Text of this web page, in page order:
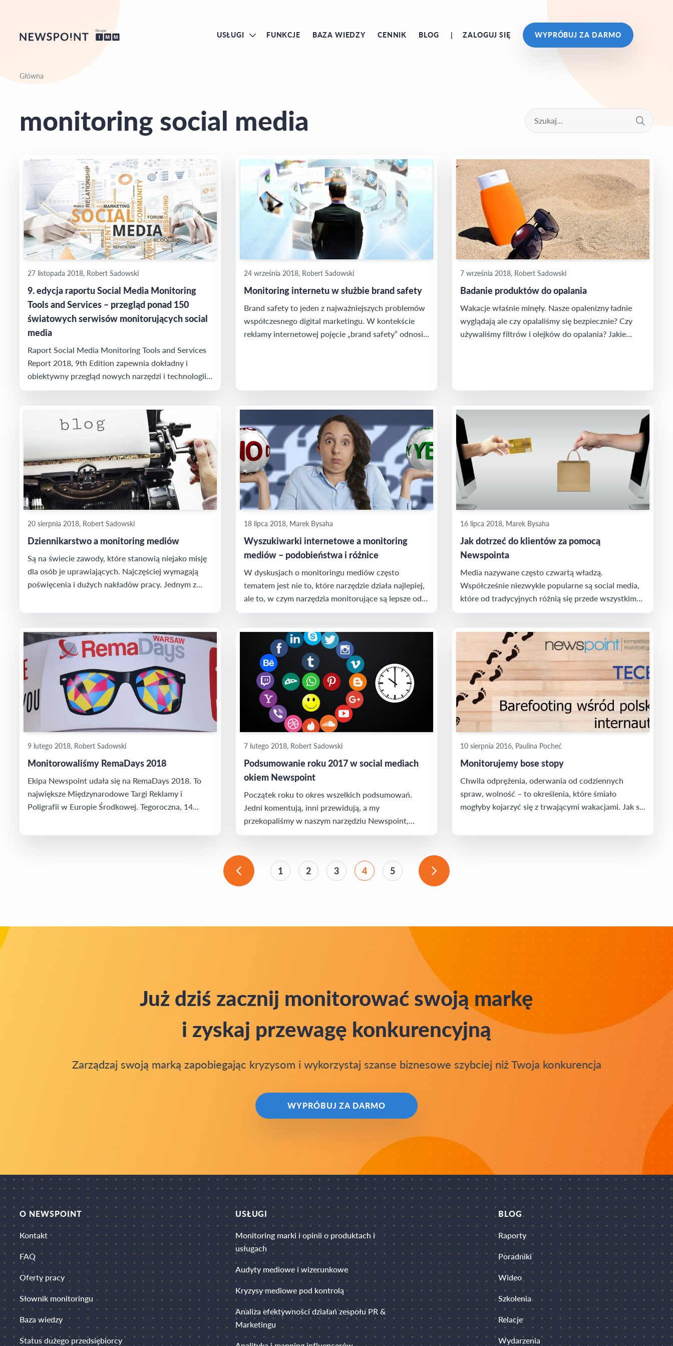
USŁUGI FUNKCJE BAZA WIEDZY CENNIK BLOG ZALOGUJ SIĘ WYPRÓBUJ ZA DARMO
Główna
monitoring social media
27 listopada 2018, Robert Sadowski
9. edycja raportu Social Media Monitoring
Tools and Services – przegląd ponad 150
światowych serwisów monitorujących social
media
Raport Social Media Monitoring Tools and Services
Report 2018, 9th Edition zapewnia dokładny i
obiektywny przegląd nowych narzędzi i technologii z
całego świata, służących do sprawnego zarządzania
ułatwia wybór tych narzędzi do implementacji w
konkretnych potrzebach biznesu. Newspoint pojawił
się w Raporcie, jako jedna z 3 firm z...
24 września 2018, Robert Sadowski
Monitoring internetu w służbie brand safety
Brand safety to jeden z najważniejszych problemów
współczesnego digital marketingu. W kontekście
reklamy internetowej pojęcie „brand safety” odnosi
pewnych zestawień kontekstów wiadomości...
7 września 2018, Robert Sadowski
Badanie produktów do opalania
Wakacje właśnie minęły. Nasze opalenizny ładnie
wyglądają ale czy opalaliśmy się bezpiecznie? Czy
używaliśmy filtrów i olejków do opalania? Jakie
20 sierpnia 2018, Robert Sadowski
Dziennikarstwo a monitoring mediów
Są na świecie zawody, które stanowią niejako misję
dla osób je uprawiających. Najczęściej wymagają
poświęcenia i dużych nakładów pracy. Jednym z
umieć je przekazać dalej. Nie brzmi to jak proste
zadanie. Dlatego postanowiliśmy wyjść temu
naprzeciw...
18 lipca 2018, Marek Bysaha
Wyszukiwarki internetowe a monitoring
mediów – podobieństwa i różnice
W dyskusjach o monitoringu mediów często
tematem jest nie to, które narzędzie działa najlepiej,
ale to, w czym narzędzia monitorujące są lepsze od
tradycyjnych wyszukiwarek internetowych.
zrobić to samo, co za pomocą profesjonalnych
narzędzi i to za darmo. Po co więc przepłacać?
16 lipca 2018, Marek Bysaha
Jak dotrzeć do klientów za pomocą
Newspointa
Media nazywane często czwartą władzą.
Współcześnie niezwykle popularne są social media,
które od tradycyjnych różnią się przede wszystkim
tym, że można dzięki nim komunikować w dwie
stwarza duże możliwości w kontekście biznesu i
dotarcia do potencjalnych klientów. Gdyby tak tylko
móc mieć dostęp do wszystkich komunikatów
dotyczących danej branży…
9 lutego 2018, Robert Sadowski
Monitorowaliśmy RemaDays 2018
Ekipa Newspoint udała się na RemaDays 2018. To
największe Międzynarodowe Targi Reklamy i
Poligrafii w Europie Środkowej. Tegoroczna, 14
7 lutego 2018, Robert Sadowski
Podsumowanie roku 2017 w social mediach
okiem Newspoint
Początek roku to okres wszelkich podsumowań.
Jedni komentują, inni przewidują, a my
przekopaliśmy w naszym narzędziu Newspoint,
służącym do monitoringu mediów, petabajty słów,
Rozgrzaliśmy wszystkie twarde dyski do
czerwoności. Przeanalizowaliśmy zarchiwizowane w
2017 roku wpisy na popularnych platformach social
10 sierpnia 2016, Paulina Pocheć
Monitorujemy bose stopy
Chwila odprężenia, oderwania od codziennych
spraw, wolność – to określenia, które śmiało
mogłyby kojarzyć się z trwającymi wakacjami. Jak się
1 2 3 4 5
Już dziś zacznij monitorować swoją markę
i zyskaj przewagę konkurencyjną
Zarządzaj swoją marką zapobiegając kryzysom i wykorzystaj szanse biznesowe szybciej niż Twoja konkurencja
WYPRÓBUJ ZA DARMO
O NEWSPOINT
Kontakt
FAQ
Oferty pracy
Słownik monitoringu
Baza wiedzy
Status dużego przedsiębiorcy
USŁUGI
Monitoring marki i opinii o produktach i
usługach
Audyty mediowe i wizerunkowe
Kryzysy mediowe pod kontrolą
Analiza efektywności działań zespołu PR &
Marketingu
BLOG
Raporty
Poradniki
Wideo
Szkolenia
Relacje
Wydarzenia